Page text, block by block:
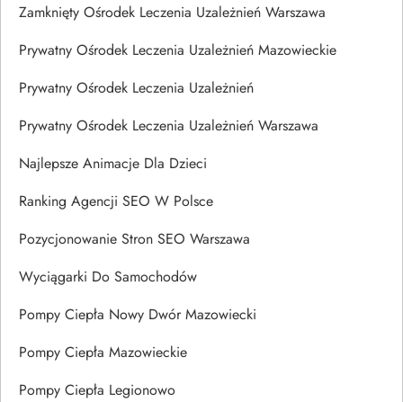
Zamknięty Ośrodek Leczenia Uzależnień Warszawa
Prywatny Ośrodek Leczenia Uzależnień Mazowieckie
Prywatny Ośrodek Leczenia Uzależnień
Prywatny Ośrodek Leczenia Uzależnień Warszawa
Najlepsze Animacje Dla Dzieci
Ranking Agencji SEO W Polsce
Pozycjonowanie Stron SEO Warszawa
Wyciągarki Do Samochodów
Pompy Ciepła Nowy Dwór Mazowiecki
Pompy Ciepła Mazowieckie
Pompy Ciepła Legionowo